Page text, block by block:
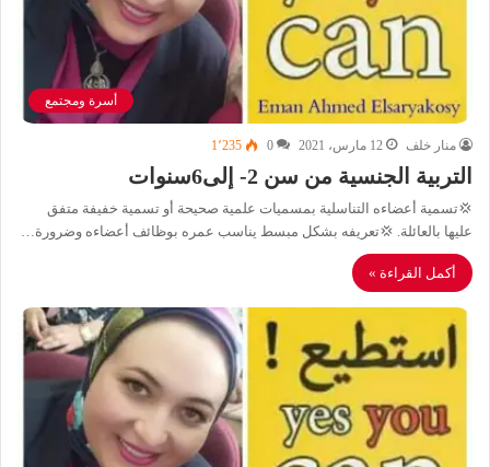
أسرة ومجتمع
منار خلف 12 مارس، 2021 0 1٬235
التربية الجنسية من سن 2- إلى6سنوات
💢تسمية أعضاءه التناسلية بمسميات علمية صحيحة أو تسمية خفيفة متفق
عليها بالعائلة. 💢تعريفه بشكل مبسط يناسب عمره بوظائف أعضاءه وضرورة…
أكمل القراءة »